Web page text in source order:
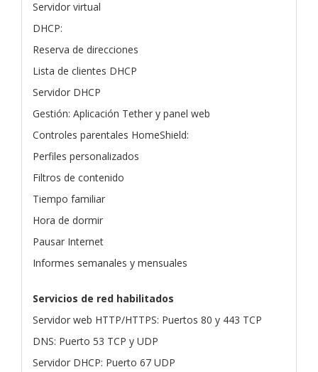
Servidor virtual
DHCP:
Reserva de direcciones
Lista de clientes DHCP
Servidor DHCP
Gestión: Aplicación Tether y panel web
Controles parentales HomeShield:
Perfiles personalizados
Filtros de contenido
Tiempo familiar
Hora de dormir
Pausar Internet
Informes semanales y mensuales
Servicios de red habilitados
Servidor web HTTP/HTTPS: Puertos 80 y 443 TCP
DNS: Puerto 53 TCP y UDP
Servidor DHCP: Puerto 67 UDP